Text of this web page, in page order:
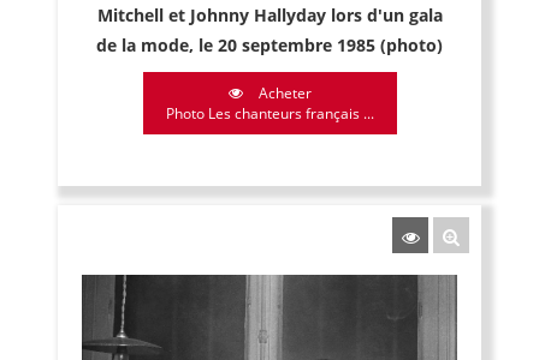
Mitchell et Johnny Hallyday lors d'un gala
de la mode, le 20 septembre 1985 (photo)
Acheter
Photo Les chanteurs français ...